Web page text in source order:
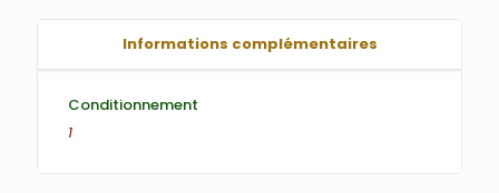
Informations complémentaires
Conditionnement
1